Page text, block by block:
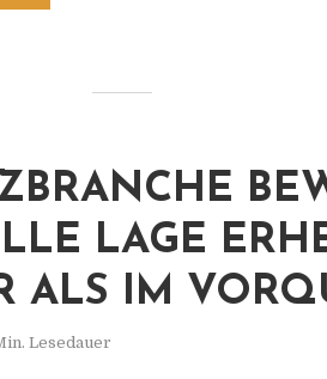
LAGE
ALS IM
Lesedauer